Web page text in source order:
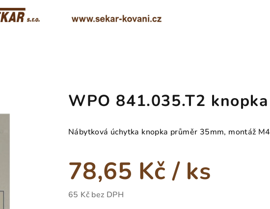
WPO 841.035.T2 knopka
Nábytková úchytka knopka průměr 35mm, montáž M4
78,65 Kč/ ks
65 Kč bez DPH